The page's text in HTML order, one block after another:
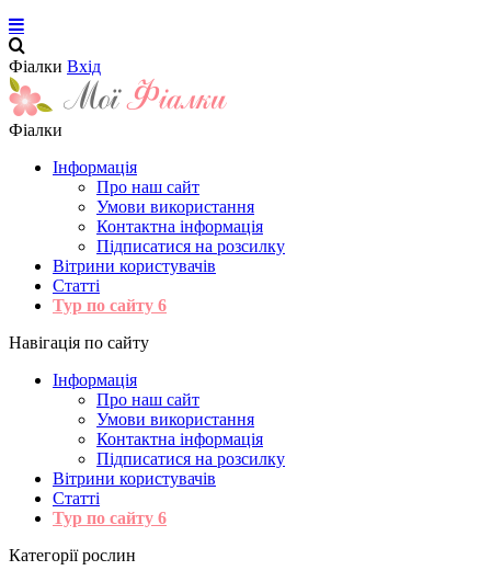
Фіалки Вхід
Фіалки
Інформація
Про наш сайт
Умови використання
Контактна інформація
Підписатися на розсилку
Вітрини користувачів
Статті
Тур по сайту 6
Навігація по сайту
Інформація
Про наш сайт
Умови використання
Контактна інформація
Підписатися на розсилку
Вітрини користувачів
Статті
Тур по сайту 6
Категорії рослин